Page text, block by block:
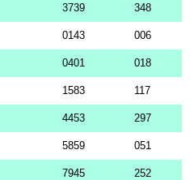
3739 348
0143 006
0401 018
1583 117
4453 297
5859 051
7945 252